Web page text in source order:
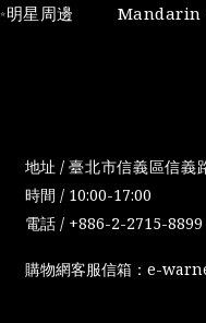
明星周邊 Mandarin
地址 /臺北市信義區信義
時間 / 10:00-17:00
電話 / +886-2-2715-8899
購物網客服信箱：e-